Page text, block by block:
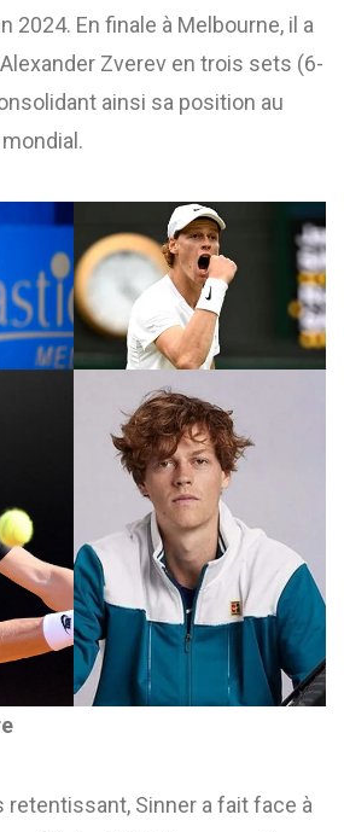
2024. En finale à Melbourne, il a
Zverev en trois sets (6-
ainsi sa position au
Sinner a fait face à